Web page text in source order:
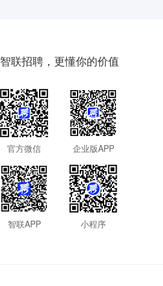
智联招聘，更懂你的价值
官方微信 企业版APP
智联APP 小程序